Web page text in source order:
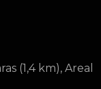
(1,4 km), Areal